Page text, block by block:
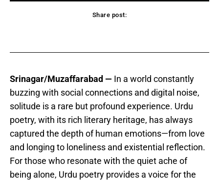
Share post:
Srinagar/Muzaffarabad — In a world constantly
buzzing with social connections and digital noise,
solitude is a rare but profound experience. Urdu
poetry, with its rich literary heritage, has always
captured the depth of human emotions—from love
and longing to loneliness and existential reflection.
For those who resonate with the quiet ache of
being alone, Urdu poetry provides a voice for the